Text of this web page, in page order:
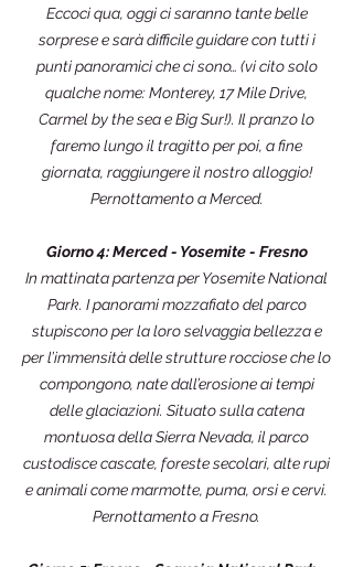
Eccoci qua, oggi ci saranno tante belle
sorprese e sarà difficile guidare con tutti i
punti panoramici che ci sono… (vi cito solo
qualche nome: Monterey, 17 Mile Drive,
Carmel by the sea e Big Sur!). Il pranzo lo
faremo lungo il tragitto per poi, a fine
giornata, raggiungere il nostro alloggio!
Pernottamento a Merced.
Giorno 4: Merced - Yosemite - Fresno
In mattinata partenza per Yosemite National
Park. I panorami mozzafiato del parco
stupiscono per la loro selvaggia bellezza e
per l’immensità delle strutture rocciose che lo
compongono, nate dall’erosione ai tempi
delle glaciazioni. Situato sulla catena
montuosa della Sierra Nevada, il parco
custodisce cascate, foreste secolari, alte rupi
e animali come marmotte, puma, orsi e cervi.
Pernottamento a Fresno.